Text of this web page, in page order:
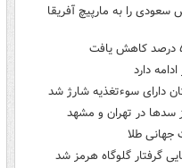
سعودی را به مارپیچ آفریقا
دارد
دارای سوءتغذیه شارژ شد
در تهران و مشهد
جهانی طلا
گرفتار گلوگاه هرمز شد